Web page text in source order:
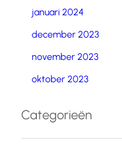
januari 2024
december 2023
november 2023
oktober 2023
Categorieën